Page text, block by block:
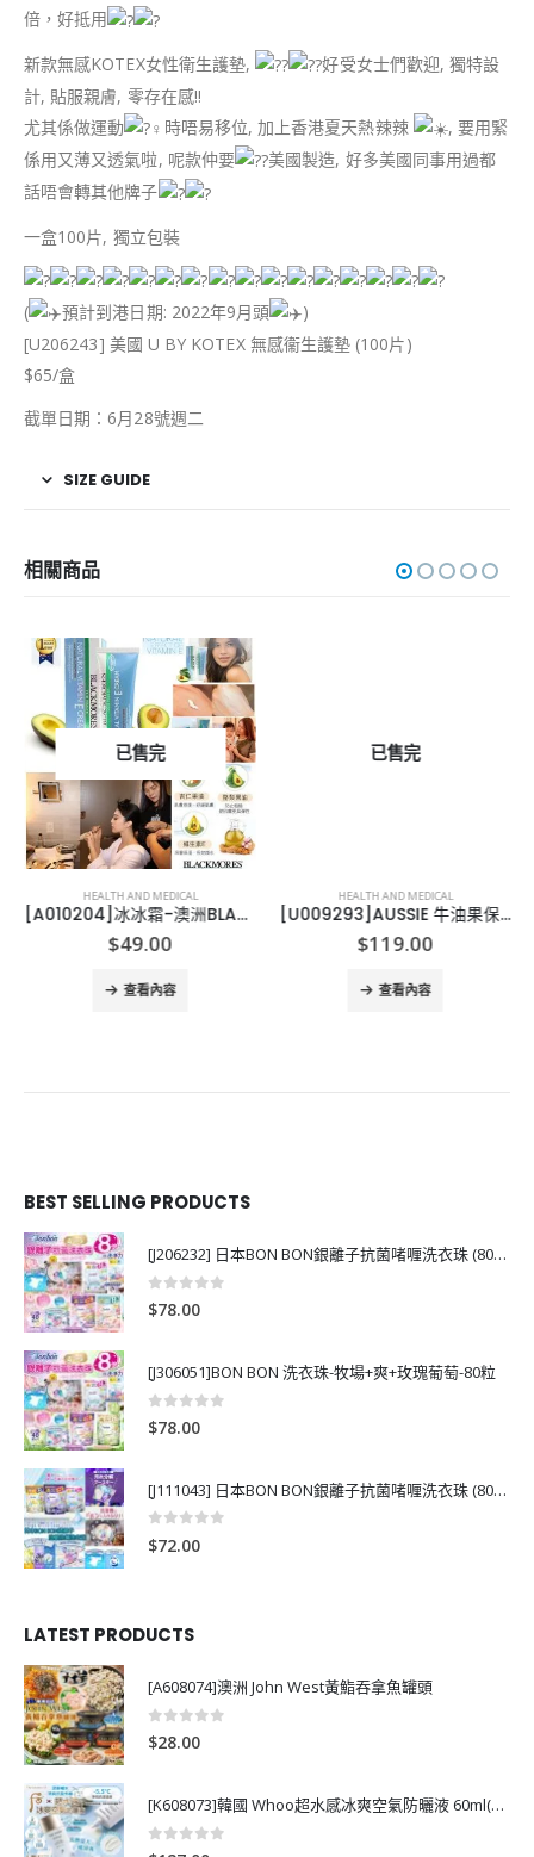
倍，好抵用
新款無感KOTEX女性衛生護墊,
好受女士們歡迎, 獨特設
計, 貼服親膚, 零存在感!!
尤其係做運動
時唔易移位, 加上香港夏天熱辣辣
, 要用緊
係用又薄又透氣啦, 呢款仲要
美國製造, 好多美國同事用過都
話唔會轉其他牌子
一盒100片, 獨立包裝
( 預計到港日期: 2022年9月頭
)
[U206243] 美國 U BY KOTEX 無感衞生護墊 (100片)
$65/盒
截單日期：6月28號週二
SIZE GUIDE
相關商品
已售完
HEALTH AND MEDICAL
[A010204]冰冰霜-澳洲BLACKMORES 天然維他命潤膚霜-50G
$49.00
查看內容
已售完
HEALTH AND MEDICAL
[U009293]AUSSIE 牛油果保濕洗頭水護髪素套裝 Aussie Miracle Moist Shampoo and Conditioner Hair Set, 26.2 fl oz
$119.00
查看內容
BEST SELLING PRODUCTS
[J206232] 日本BON BON銀離子抗菌啫喱洗衣珠 (80粒)
0out of 5
$78.00
[J306051]BON BON 洗衣珠-牧場+爽+玫瑰葡萄-80粒
0
$78.00
[J111043] 日本BON BON銀離子抗菌啫喱洗衣珠 (80粒)
0
$72.00
LATEST PRODUCTS
[A608074]澳洲 John West黃鮨吞拿魚罐頭
0 out of 5
$28.00
[K608073]韓國 Whoo超水感冰爽空氣防曬液 60ml(送13ml*4支)
0 out of 5